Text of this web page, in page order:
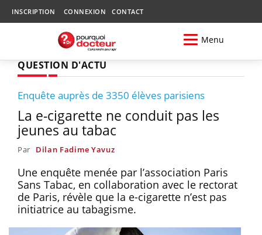
INSCRIPTION CONNEXION CONTACT
Menu
QUESTION D'ACTU
Enquête auprès de 3350 élèves parisiens
La e-cigarette ne conduit pas les
jeunes au tabac
Par Dilan Fadime Yavuz
Une enquête menée par l’association Paris
Sans Tabac, en collaboration avec le rectorat
de Paris, révèle que la e-cigarette n’est pas
initiatrice au tabagisme.